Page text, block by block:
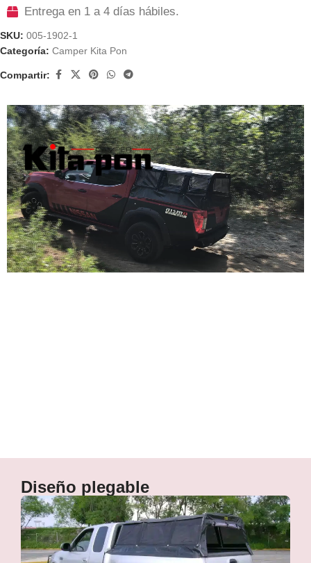
Entrega en 1 a 4 días hábiles.
SKU: 005-1902-1
Categoría: Camper Kita Pon
Compartir:
Diseño plegable